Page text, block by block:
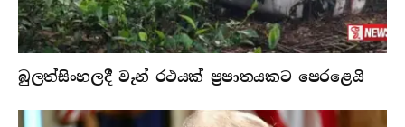
බුලත්සිංහලදී වෑන් රථයක් ප්‍රපාතයකට පෙරළෙයි